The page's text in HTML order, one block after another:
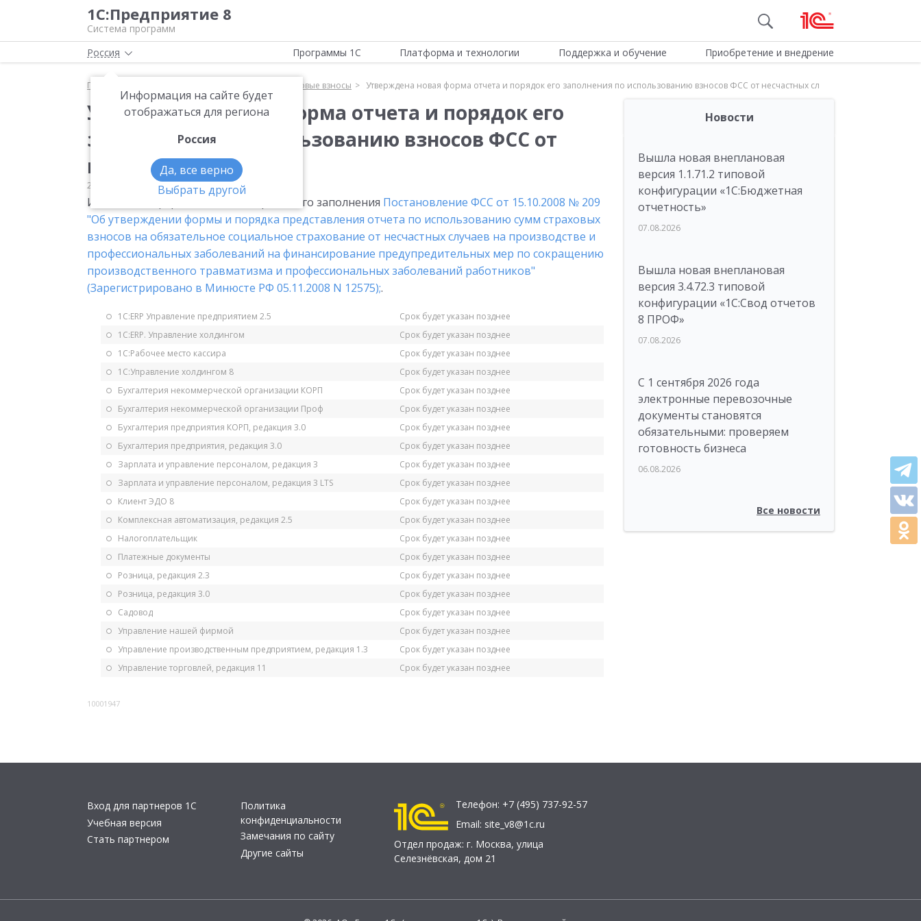
1С:Предприятие 8
Система программ
Россия
Информация на сайте будет
отображаться для региона
Россия
Да, все верно
Выбрать другой
Программы 1С Платформа и технологии Поддержка и обучение Приобретение и внедрение
Главная Страховые взносы Утверждена новая форма отчета и порядок его заполнения по использованию взносов ФСС от несчастных сл
Утверждена новая форма отчета и порядок его
заполнения по использованию взносов ФСС от
несчастных сл
22.10.2008 Страховые взносы
Изменены и форма отчета, и порядок его заполнения Постановление ФСС от 15.10.2008 № 209
"Об утверждении формы и порядка представления отчета по использованию сумм страховых
взносов на обязательное социальное страхование от несчастных случаев на производстве и
профессиональных заболеваний на финансирование предупредительных мер по сокращению
производственного травматизма и профессиональных заболеваний работников"
(Зарегистрировано в Минюсте РФ 05.11.2008 N 12575);.
1С:ERP Управление предприятием 2.5
Срок будет указан позднее
1С:ERP. Управление холдингом
Срок будет указан позднее
1С:Рабочее место кассира
Срок будет указан позднее
1С:Управление холдингом 8
Срок будет указан позднее
Бухгалтерия некоммерческой организации КОРП
Срок будет указан позднее
Бухгалтерия некоммерческой организации Проф
Срок будет указан позднее
Бухгалтерия предприятия КОРП, редакция 3.0
Срок будет указан позднее
Бухгалтерия предприятия, редакция 3.0
Срок будет указан позднее
Зарплата и управление персоналом, редакция 3
Срок будет указан позднее
Зарплата и управление персоналом, редакция 3 LTS
Срок будет указан позднее
Клиент ЭДО 8
Срок будет указан позднее
Комплексная автоматизация, редакция 2.5
Срок будет указан позднее
Налогоплательщик
Срок будет указан позднее
Платежные документы
Срок будет указан позднее
Розница, редакция 2.3
Срок будет указан позднее
Розница, редакция 3.0
Срок будет указан позднее
Садовод
Срок будет указан позднее
Управление нашей фирмой
Срок будет указан позднее
Управление производственным предприятием, редакция 1.3
Срок будет указан позднее
Управление торговлей, редакция 11
Срок будет указан позднее
10001947
Новости
Вышла новая внеплановая
версия 1.1.71.2 типовой
конфигурации «1C:Бюджетная
отчетность»
07.08.2026
Вышла новая внеплановая
версия 3.4.72.3 типовой
конфигурации «1C:Свод отчетов
8 ПРОФ»
07.08.2026
С 1 сентября 2026 года
электронные перевозочные
документы становятся
обязательными: проверяем
готовность бизнеса
06.08.2026
Все новости
Вход для партнеров 1С
Учебная версия
Стать партнером
Политика
конфиденциальности
Замечания по сайту
Другие сайты
Телефон: +7 (495) 737-92-57
Email: site_v8@1c.ru
Отдел продаж: г. Москва, улица
Селезнёвская, дом 21